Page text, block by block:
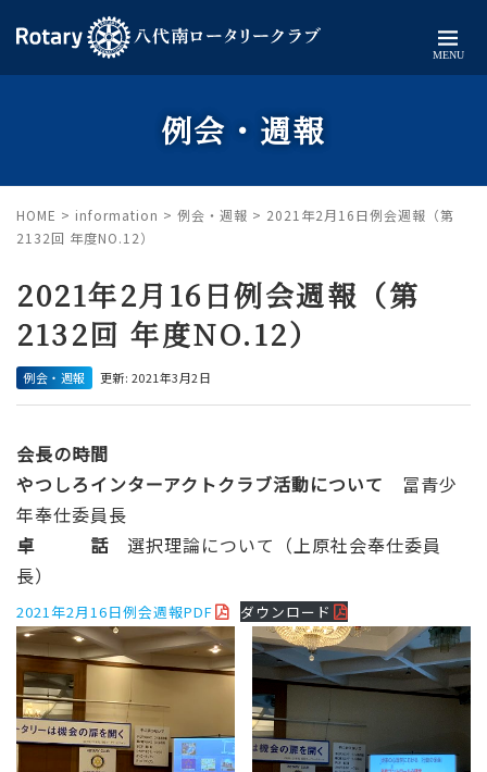
MENU
例会・週報
HOME > information > 例会・週報 > 2021年2月16日例会週報（第
2132回 年度NO.12）
2021年2月16日例会週報（第
2132回 年度NO.12）
例会・週報 更新: 2021年3月2日
会長の時間
やつしろインターアクトクラブ活動について 冨青少
年奉仕委員長
卓 話 選択理論について（上原社会奉仕委員
長）
2021年2月16日例会週報PDF ダウンロード